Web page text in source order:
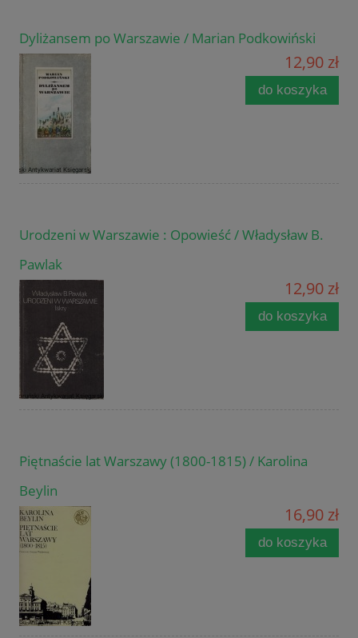
Dyliżansem po Warszawie / Marian Podkowiński
12,90 zł
do koszyka
Urodzeni w Warszawie : Opowieść / Władysław B.
Pawlak
12,90 zł
do koszyka
Piętnaście lat Warszawy (1800-1815) / Karolina
Beylin
16,90 zł
do koszyka